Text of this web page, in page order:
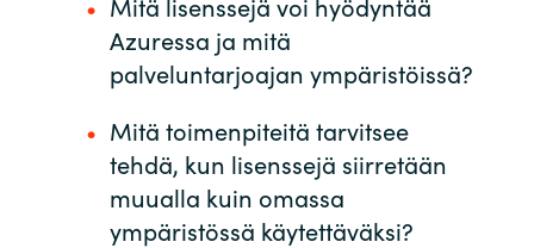
Lithuania
Middle East
Netherlands
Azuressa ja mitä
palveluntarjoajan ympäristöissä?
Mitä toimenpiteitä tarvitsee
tehdä, kun lisenssejä siirretään
muualla kuin omassa
ympäristössä käytettäväksi?